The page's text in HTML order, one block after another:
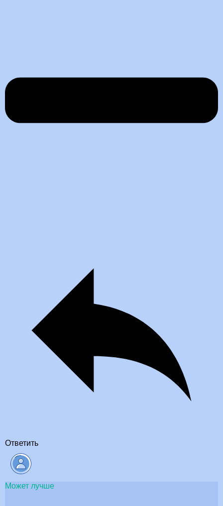
Ответить
Может лучше